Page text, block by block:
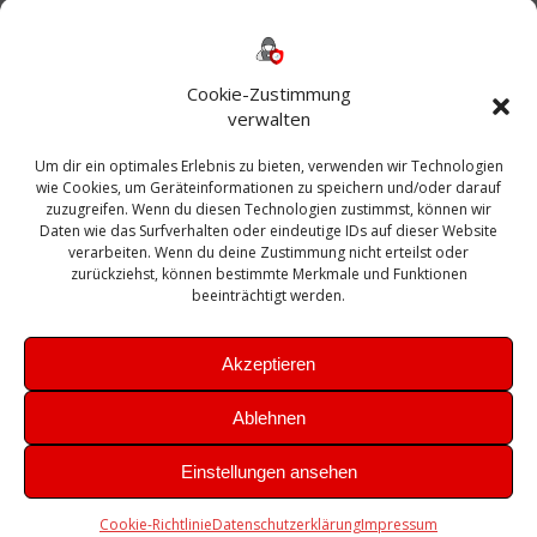
Cookie-Zustimmung
verwalten
Um dir ein optimales Erlebnis zu bieten, verwenden wir Technologien
wie Cookies, um Geräteinformationen zu speichern und/oder darauf
zuzugreifen. Wenn du diesen Technologien zustimmst, können wir
Daten wie das Surfverhalten oder eindeutige IDs auf dieser Website
verarbeiten. Wenn du deine Zustimmung nicht erteilst oder
zurückziehst, können bestimmte Merkmale und Funktionen
beeinträchtigt werden.
Akzeptieren
Ablehnen
Einstellungen ansehen
Cookie-RichtlinieDatenschutzerklärungImpressum
Bautagebuch
Exchange firewall Fritzbox
Microsoft
Sanierung SBS Security Server Sicherheit
Sicherung SIEM Sophos SSL Ubuntu
Update Upgrade UTM VCenter VCSA Veeam
VMWare VPN WAZUH Windows
Zertifikat
Theme